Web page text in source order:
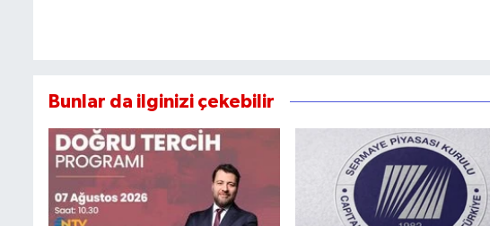
Bunlar da ilginizi çekebilir